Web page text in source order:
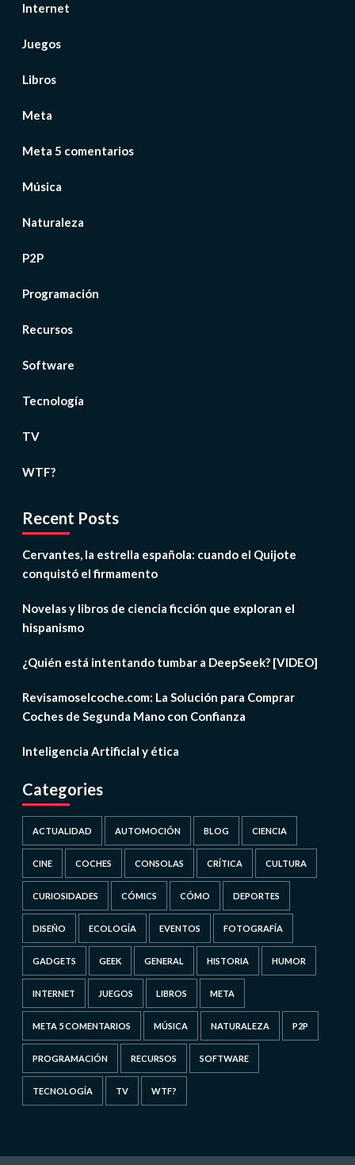
Internet
Juegos
Libros
Meta
Meta 5 comentarios
Música
Naturaleza
P2P
Programación
Recursos
Software
Tecnología
TV
WTF?
Recent Posts
Cervantes, la estrella española: cuando el Quijote
conquistó el firmamento
Novelas y libros de ciencia ficción que exploran el
hispanismo
¿Quién está intentando tumbar a DeepSeek? [VIDEO]
Revisamoselcoche.com: La Solución para Comprar
Coches de Segunda Mano con Confianza
Inteligencia Artificial y ética
Categories
ACTUALIDAD AUTOMOCIÓN BLOG CIENCIA
CINE COCHES CONSOLAS CRÍTICA CULTURA
CURIOSIDADES CÓMICS CÓMO DEPORTES
DISEÑO ECOLOGÍA EVENTOS FOTOGRAFÍA
GADGETS GEEK GENERAL HISTORIA HUMOR
INTERNET JUEGOS LIBROS META
META 5 COMENTARIOS MÚSICA NATURALEZA P2P
PROGRAMACIÓN RECURSOS SOFTWARE
TECNOLOGÍA TV WTF?